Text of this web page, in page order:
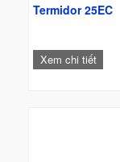
Termidor 25EC
Xem chi tiết